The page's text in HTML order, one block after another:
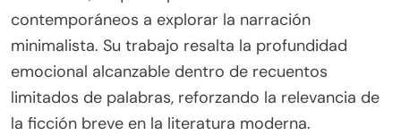
contemporáneos a explorar la narración
minimalista. Su trabajo resalta la profundidad
emocional alcanzable dentro de recuentos
limitados de palabras, reforzando la relevancia de
la ficción breve en la literatura moderna.